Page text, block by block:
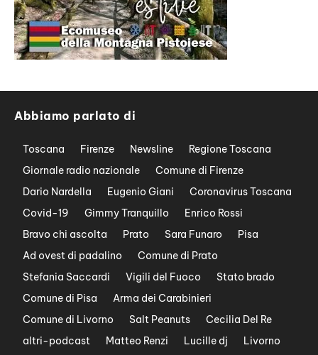
Abbiamo parlato di
Toscana Firenze Newsline
Regione Toscana
Giornale radio nazionale
Comune di Firenze
Dario Nardella
Eugenio Giani
Coronavirus Toscana
Covid-19
Gimmy Tranquillo
Enrico Rossi
Bravo chi ascolta
Prato Sara Funaro
Pisa
Ad ovest di padalino
Comune di Prato
Stefania Saccardi
Vigili del Fuoco
Stato brado
Comune di Pisa
Arma dei Carabinieri
Comune di Livorno
Salt Peanuts
Cecilia Del Re
altri-podcast
Matteo Renzi Lucille dj
Livorno